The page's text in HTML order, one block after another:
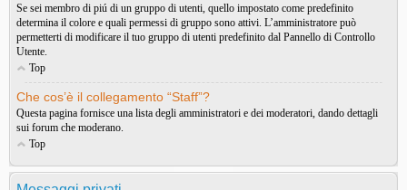
Se sei membro di piú di un gruppo di utenti, quello impostato come predefinito
determina il colore e quali permessi di gruppo sono attivi. L’amministratore può
permetterti di modificare il tuo gruppo di utenti predefinito dal Pannello di Controllo
Utente.
Top
Che cos’è il collegamento “Staff”?
Questa pagina fornisce una lista degli amministratori e dei moderatori, dando dettagli
sui forum che moderano.
Top